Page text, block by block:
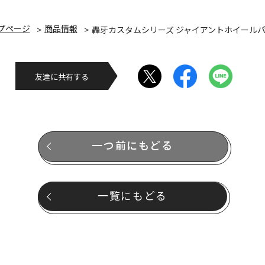
ページ 商品情報 轟牙カスタムシリーズ ジャイアントホイール
友達に共有する
一つ前にもどる
一覧にもどる